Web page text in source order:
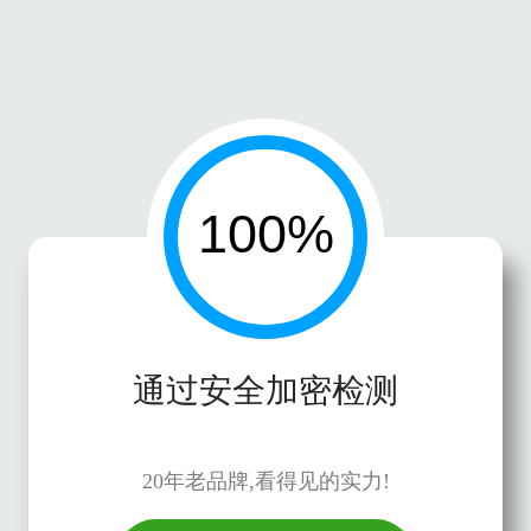
通过安全加密检测
20年老品牌,看得见的实力!